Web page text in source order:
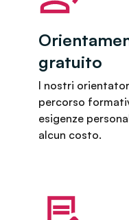
gratuito
I nostri
percorso
esigenze
alcun costo.